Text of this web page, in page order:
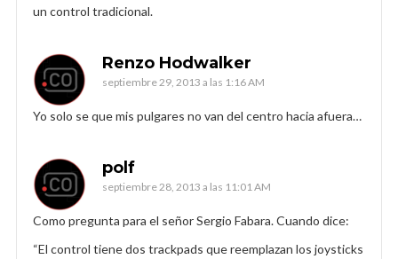
un control tradicional.
Renzo Hodwalker
septiembre 29, 2013 a las 1:16 AM
Yo solo se que mis pulgares no van del centro hacia afuera…
polf
septiembre 28, 2013 a las 11:01 AM
Como pregunta para el señor Sergio Fabara. Cuando dice:
“El control tiene dos trackpads que reemplazan los joysticks